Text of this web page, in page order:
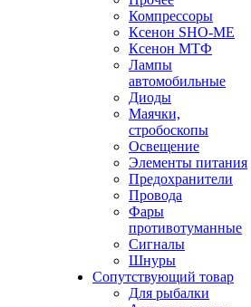
Компрессоры
Ксенон SHO-ME
Ксенон МТФ
Лампы
автомобильные
Диоды
Маячки,
стробоскопы
Освещение
Элементы питания
Предохранители
Провода
Фары
противотуманные
Сигналы
Шнуры
Сопутствующий товар
Для рыбалки